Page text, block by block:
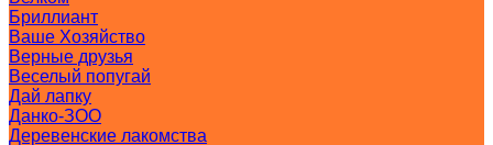
Бриллиант
Ваше Хозяйство
Верные друзья
Веселый попугай
Дай лапку
Данко-ЗОО
Деревенские лакомства